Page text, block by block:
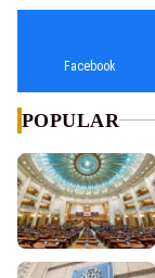
Facebook
POPULAR